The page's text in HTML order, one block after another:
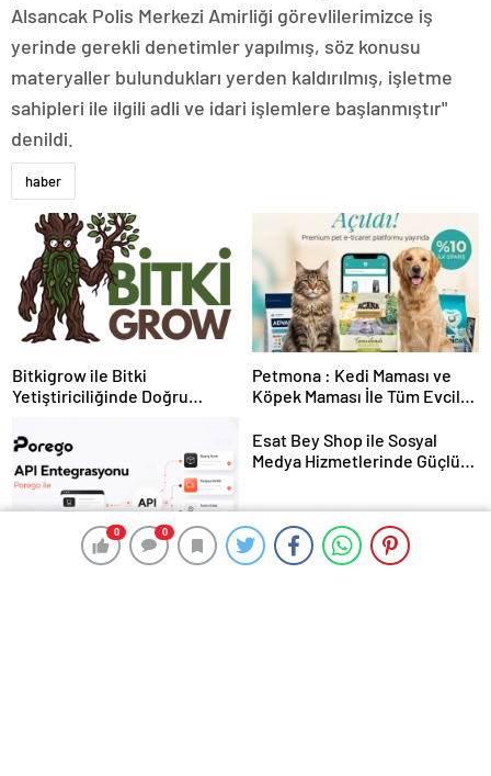
0 0
0 0
Alsancak Polis Merkezi Amirliği görevlilerimizce iş
yerinde gerekli denetimler yapılmış, söz konusu
materyaller bulundukları yerden kaldırılmış, işletme
sahipleri ile ilgili adli ve idari işlemlere başlanmıştır"
denildi.
haber
Bitkigrow ile Bitki
Yetiştiriciliğinde Doğru
Petmona : Kedi Maması ve
Köpek Maması İle Tüm Evcil
Esat Bey Shop ile Sosyal
Medya Hizmetlerinde Güçlü